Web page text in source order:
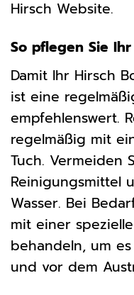
Hirsch Website.
So pflegen Sie
Damit Ihr Hirsch
ist eine
empfehlenswert.
regelmäßig mit
Tuch. Vermeiden
Reinigungsmittel
Wasser. Bei
mit einer
behandeln, um
und vor dem